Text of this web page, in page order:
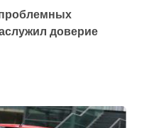
доверие